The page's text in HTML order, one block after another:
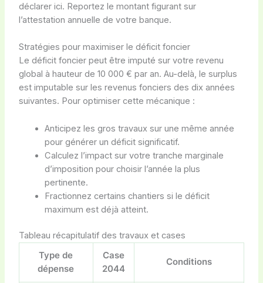
déclarer ici. Reportez le montant figurant sur
l’attestation annuelle de votre banque.
Stratégies pour maximiser le déficit foncier
Le déficit foncier peut être imputé sur votre revenu
global à hauteur de 10 000 € par an. Au-delà, le surplus
est imputable sur les revenus fonciers des dix années
suivantes. Pour optimiser cette mécanique :
Anticipez les gros travaux sur une même année
pour générer un déficit significatif.
Calculez l’impact sur votre tranche marginale
d’imposition pour choisir l’année la plus
pertinente.
Fractionnez certains chantiers si le déficit
maximum est déjà atteint.
Tableau récapitulatif des travaux et cases
Type de
dépense
Case
2044
Conditions